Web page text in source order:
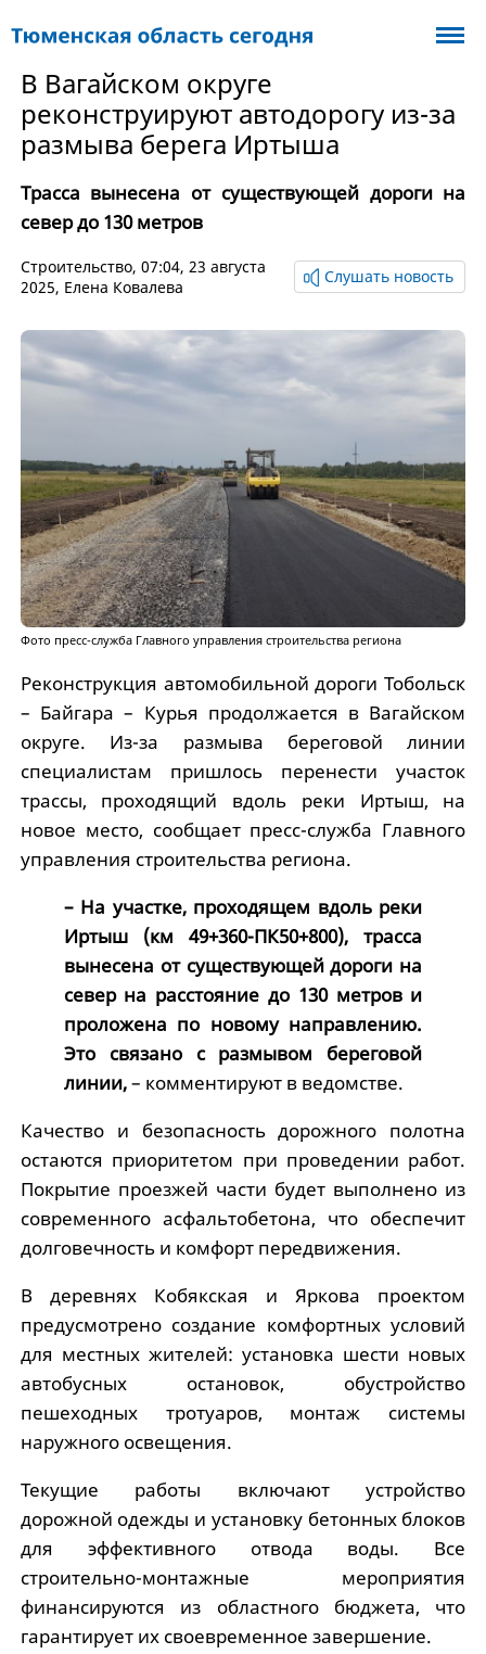
В Вагайском округе
реконструируют автодорогу из-за
размыва берега Иртыша
Трасса вынесена от существующей дороги на
север до 130 метров
Cтроительство, 07:04, 23 августа
2025, Елена Ковалева
Слушать новость
Фото пресс-служба Главного управления строительства региона
Реконструкция автомобильной дороги Тобольск
– Байгара – Курья продолжается в Вагайском
округе. Из-за размыва береговой линии
специалистам пришлось перенести участок
трассы, проходящий вдоль реки Иртыш, на
новое место, сообщает пресс-служба Главного
управления строительства региона.
– На участке, проходящем вдоль реки
Иртыш (км 49+360-ПК50+800), трасса
вынесена от существующей дороги на
север на расстояние до 130 метров и
проложена по новому направлению.
Это связано с размывом береговой
линии,– комментируют в ведомстве.
Качество и безопасность дорожного полотна
остаются приоритетом при проведении работ.
Покрытие проезжей части будет выполнено из
современного асфальтобетона, что обеспечит
долговечность и комфорт передвижения.
В деревнях Кобякская и Яркова проектом
предусмотрено создание комфортных условий
для местных жителей: установка шести новых
автобусных остановок, обустройство
пешеходных тротуаров, монтаж системы
наружного освещения.
Текущие работы включают устройство
дорожной одежды и установку бетонных блоков
для эффективного отвода воды. Все
строительно-монтажные мероприятия
финансируются из областного бюджета, что
гарантирует их своевременное завершение.